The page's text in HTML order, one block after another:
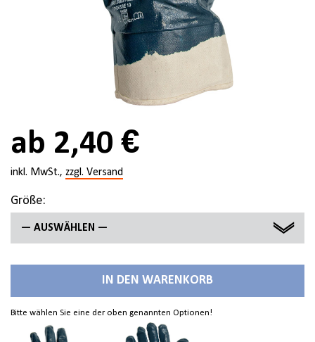
ab 2,40 €
inkl. MwSt., zzgl. Versand
Größe:
— AUSWÄHLEN —
IN DEN WARENKORB
Bitte wählen Sie eine der oben genannten Optionen!